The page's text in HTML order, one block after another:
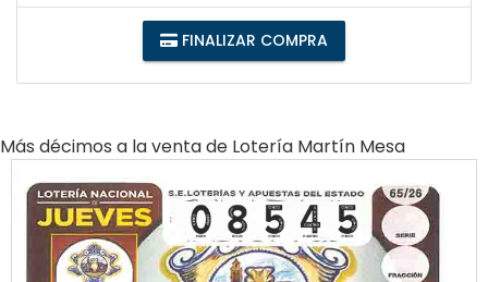
FINALIZAR COMPRA
Más décimos a la venta de Lotería Martín Mesa